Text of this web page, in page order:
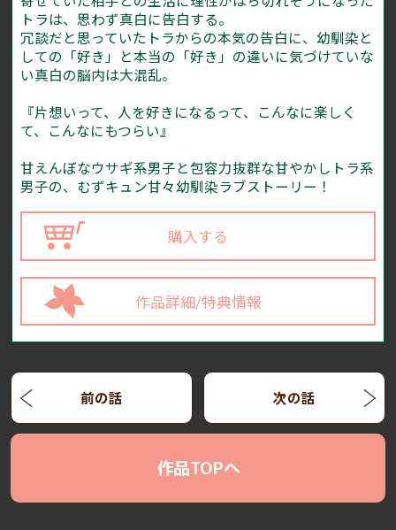
トラは、思わず真白に告白する。
冗談だと思っていたトラからの本気の告白に、幼馴染と
しての「好き」と本当の「好き」の違いに気づけていな
い真白の脳内は大混乱。
『片想いって、人を好きになるって、こんなに楽しく
て、こんなにもつらい』
甘えんぼなウサギ系男子と包容力抜群な甘やかしトラ系
男子の、むずキュン甘々幼馴染ラブストーリー！
購入する
作品詳細/特典情報
前の話 次の話
作品TOPへ